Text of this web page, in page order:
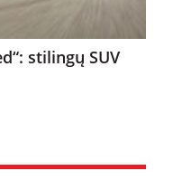
stilingų SUV